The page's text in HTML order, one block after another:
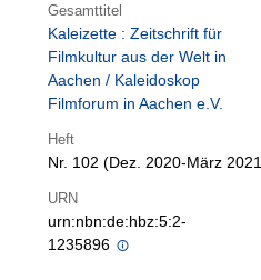
Gesamttitel
Kaleizette : Zeitschrift für
Filmkultur aus der Welt in
Aachen / Kaleidoskop
Filmforum in Aachen e.V.
Heft
Nr. 102 (Dez. 2020-März
URN
urn:nbn:de:hbz:5:2-
1235896